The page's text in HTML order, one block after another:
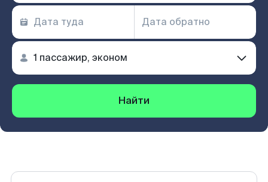
Найти